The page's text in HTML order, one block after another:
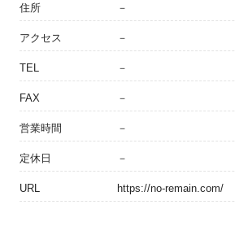
住所 －
アクセス －
TEL －
FAX －
営業時間 －
定休日 －
URL https://no-remain.com/